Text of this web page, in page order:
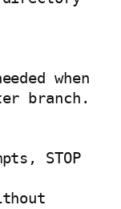
when
branch.
STOP